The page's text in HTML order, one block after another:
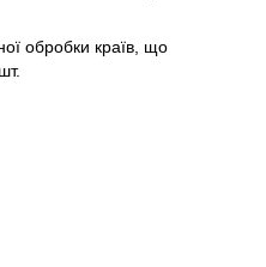
обробки країв, що